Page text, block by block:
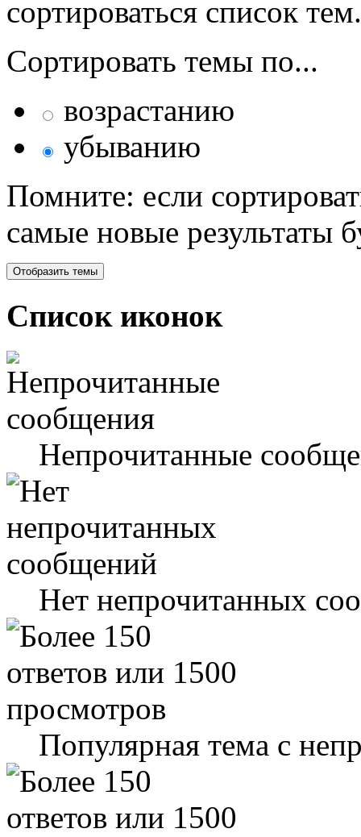
сортироваться список тем.
Сортировать темы по...
возрастанию
убыванию
Помните: если
самые новые результаты
Список иконок
Непрочитанные
Нет непрочитанных
Популярная тема с